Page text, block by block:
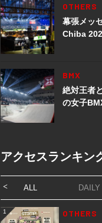
OTHERS
幕張メッ
Chiba
BMX
絶対王者
の女子
アクセスランキン
ALL DAILY
1 OTHERS